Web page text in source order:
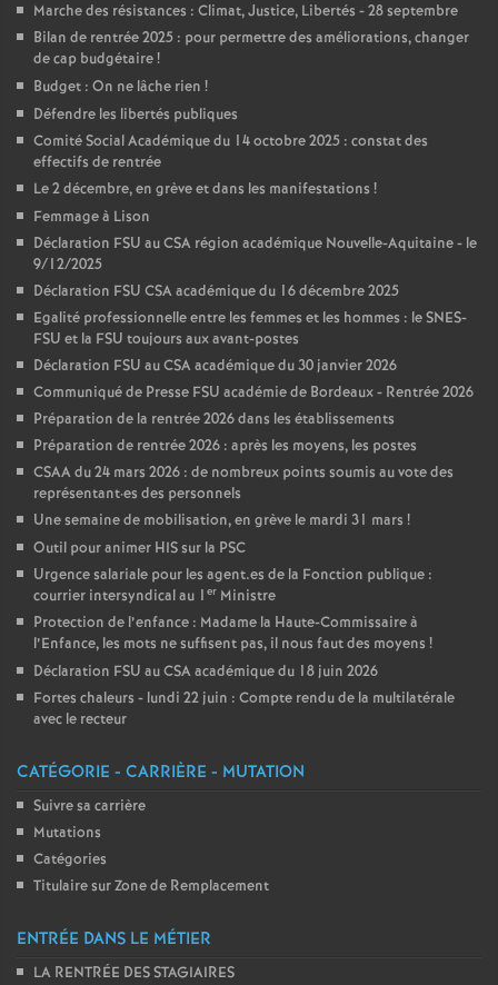
Marche des résistances : Climat, Justice, Libertés - 28 septembre
Bilan de rentrée 2025 : pour permettre des améliorations, changer
de cap budgétaire!
Budget : On ne lâche rien !
Défendre les libertés publiques
Comité Social Académique du 14 octobre 2025 : constat des
effectifs de rentrée
Le 2 décembre, en grève et dans les manifestations !
Femmage à Lison
Déclaration FSU au CSA région académique Nouvelle-Aquitaine - le
9/12/2025
Déclaration FSU CSA académique du 16 décembre 2025
Egalité professionnelle entre les femmes et les hommes : le SNES-
FSU et la FSU toujours aux avant-postes
Déclaration FSU au CSA académique du 30 janvier 2026
Communiqué de Presse FSU académie de Bordeaux - Rentrée 2026
Préparation de la rentrée 2026 dans les établissements
Préparation de rentrée 2026 : après les moyens, les postes
CSAA du 24 mars 2026 : de nombreux points soumis au vote des
représentant·es des personnels
Une semaine de mobilisation, en grève le mardi 31 mars !
Outil pour animer HIS sur la PSC
Urgence salariale pour les agent.es de la Fonction publique :
courrier intersyndical au 1 er Ministre
Protection de l’enfance : Madame la Haute-Commissaire à
l’Enfance, les mots ne suffisent pas, il nous faut des moyens !
Déclaration FSU au CSA académique du 18 juin 2026
Fortes chaleurs - lundi 22 juin : Compte rendu de la multilatérale
avec le recteur
CATÉGORIE - CARRIÈRE - MUTATION
Suivre sa carrière
Mutations
Catégories
Titulaire sur Zone de Remplacement
ENTRÉE DANS LE MÉTIER
LA RENTRÉE DES STAGIAIRES